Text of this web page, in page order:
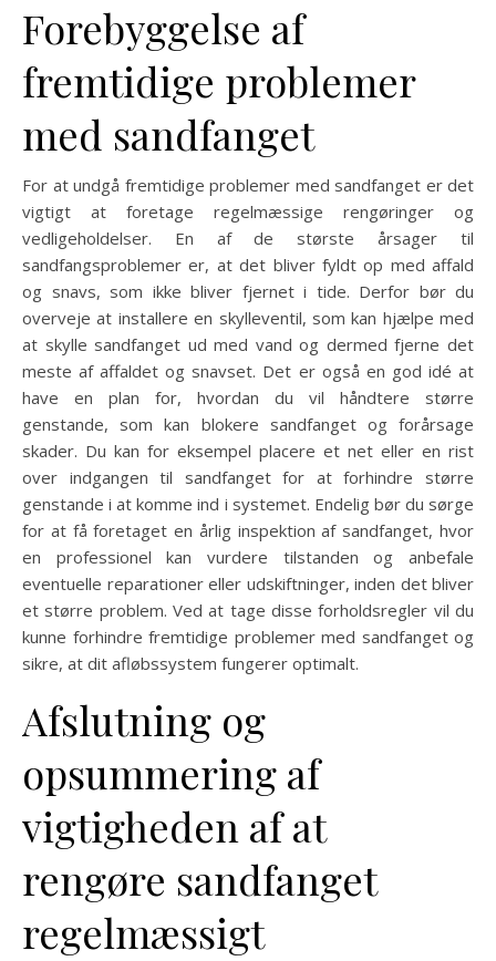
Forebyggelse af
fremtidige problemer
med sandfanget
For at undgå fremtidige problemer med sandfanget er det
vigtigt at foretage regelmæssige rengøringer og
vedligeholdelser. En af de største årsager til
sandfangsproblemer er, at det bliver fyldt op med affald
og snavs, som ikke bliver fjernet i tide. Derfor bør du
overveje at installere en skylleventil, som kan hjælpe med
at skylle sandfanget ud med vand og dermed fjerne det
meste af affaldet og snavset. Det er også en god idé at
have en plan for, hvordan du vil håndtere større
genstande, som kan blokere sandfanget og forårsage
skader. Du kan for eksempel placere et net eller en rist
over indgangen til sandfanget for at forhindre større
genstande i at komme ind i systemet. Endelig bør du sørge
for at få foretaget en årlig inspektion af sandfanget, hvor
en professionel kan vurdere tilstanden og anbefale
eventuelle reparationer eller udskiftninger, inden det bliver
et større problem. Ved at tage disse forholdsregler vil du
kunne forhindre fremtidige problemer med sandfanget og
sikre, at dit afløbssystem fungerer optimalt.
Afslutning og
opsummering af
vigtigheden af at
rengøre sandfanget
regelmæssigt